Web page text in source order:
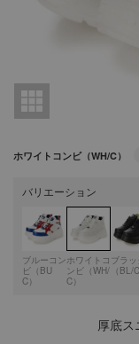
ホワイトコンビ（WH/C）
バリエーション
ブルーコン
ビ（BU
C）
ホワイトコ
ンビ（WH/
C）
ブラッ
（BL/C
厚底ス